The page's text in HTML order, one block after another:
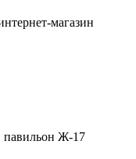
магазин
павильон Ж-17